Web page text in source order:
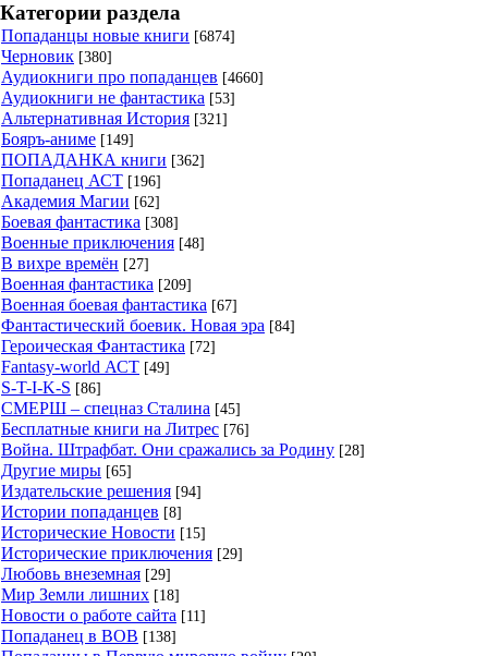
Категории раздела
Попаданцы новые книги [6874]
Черновик [380]
Аудиокниги про попаданцев [4660]
Аудиокниги не фантастика [53]
Альтернативная История [321]
Бояръ-аниме [149]
ПОПАДАНКА книги [362]
Попаданец АСТ [196]
Академия Магии [62]
Боевая фантастика [308]
Военные приключения [48]
В вихре времён [27]
Военная фантастика [209]
Военная боевая фантастика [67]
Фантастический боевик. Новая эра [84]
Героическая Фантастика [72]
Fantasy-world АСТ [49]
S-T-I-K-S [86]
СМЕРШ – спецназ Сталина [45]
Бесплатные книги на Литрес [76]
Война. Штрафбат. Они сражались за Родину [28]
Другие миры [65]
Издательские решения [94]
Истории попаданцев [8]
Исторические Новости [15]
Исторические приключения [29]
Любовь внеземная [29]
Мир Земли лишних [18]
Новости о работе сайта [11]
Попаданец в ВОВ [138]